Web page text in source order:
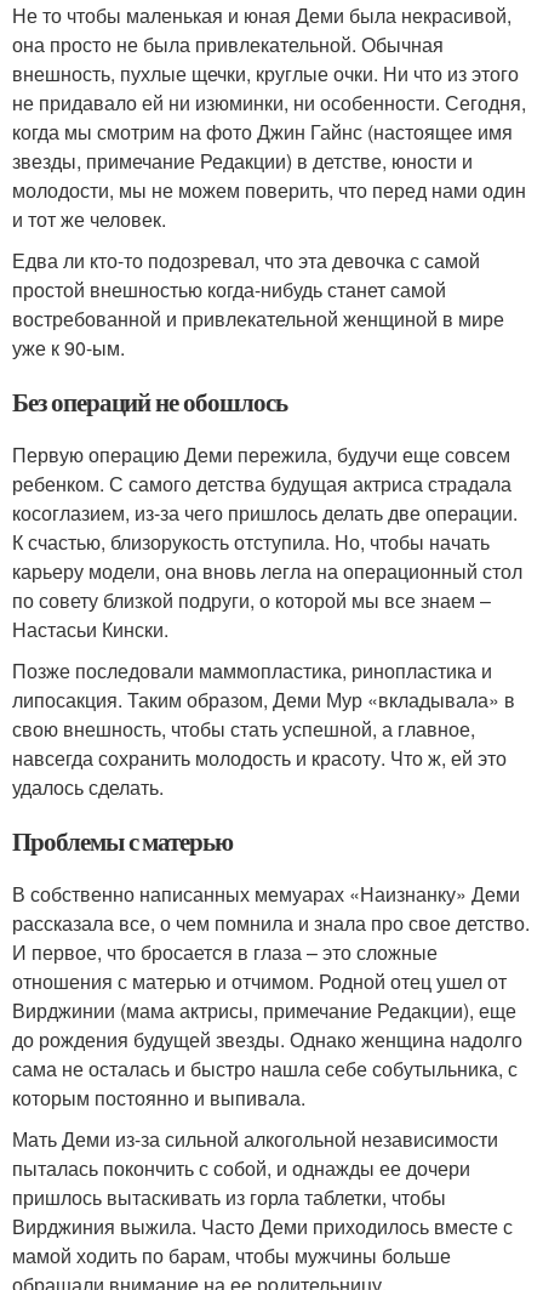
Не то чтобы маленькая и юная Деми была некрасивой,
она просто не была привлекательной. Обычная
внешность, пухлые щечки, круглые очки. Ни что из этого
не придавало ей ни изюминки, ни особенности. Сегодня,
когда мы смотрим на фото Джин Гайнс (настоящее имя
звезды, примечание Редакции) в детстве, юности и
молодости, мы не можем поверить, что перед нами один
и тот же человек.
Едва ли кто-то подозревал, что эта девочка с самой
простой внешностью когда-нибудь станет самой
востребованной и привлекательной женщиной в мире
уже к 90-ым.
Без операций не обошлось
Первую операцию Деми пережила, будучи еще совсем
ребенком. С самого детства будущая актриса страдала
косоглазием, из-за чего пришлось делать две операции.
К счастью, близорукость отступила. Но, чтобы начать
карьеру модели, она вновь легла на операционный стол
по совету близкой подруги, о которой мы все знаем –
Настасьи Кински.
Позже последовали маммопластика, ринопластика и
липосакция. Таким образом, Деми Мур «вкладывала» в
свою внешность, чтобы стать успешной, а главное,
навсегда сохранить молодость и красоту. Что ж, ей это
удалось сделать.
Проблемы с матерью
В собственно написанных мемуарах «Наизнанку» Деми
рассказала все, о чем помнила и знала про свое детство.
И первое, что бросается в глаза – это сложные
отношения с матерью и отчимом. Родной отец ушел от
Вирджинии (мама актрисы, примечание Редакции), еще
до рождения будущей звезды. Однако женщина надолго
сама не осталась и быстро нашла себе собутыльника, с
которым постоянно и выпивала.
Мать Деми из-за сильной алкогольной независимости
пыталась покончить с собой, и однажды ее дочери
пришлось вытаскивать из горла таблетки, чтобы
Вирджиния выжила. Часто Деми приходилось вместе с
мамой ходить по барам, чтобы мужчины больше